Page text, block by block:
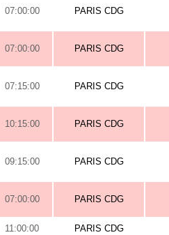
07:00:00 PARIS CDG
07:00:00 PARIS CDG
07:15:00 PARIS CDG
10:15:00 PARIS CDG
09:15:00 PARIS CDG
07:00:00 PARIS CDG
11:00:00 PARIS CDG